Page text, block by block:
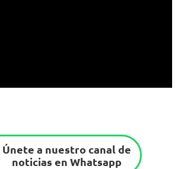
Únete a nuestro canal de
noticias en Whatsapp